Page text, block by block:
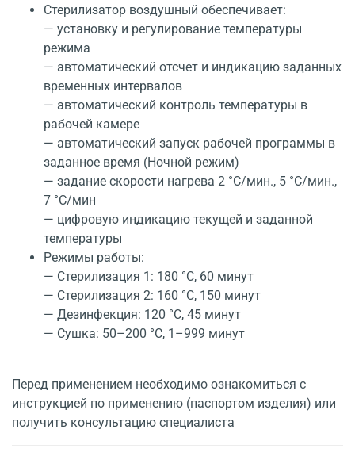
Стерилизатор воздушный обеспечивает:
— установку и регулирование температуры
режима
— автоматический отсчет и индикацию заданных
временных интервалов
— автоматический контроль температуры в
рабочей камере
— автоматический запуск рабочей программы в
заданное время (Ночной режим)
— задание скорости нагрева 2 °C/мин., 5 °C/мин.,
7 °C/мин
— цифровую индикацию текущей и заданной
температуры
Режимы работы:
— Стерилизация 1: 180 °C, 60 минут
— Стерилизация 2: 160 °C, 150 минут
— Дезинфекция: 120 °C, 45 минут
— Сушка: 50–200 °C, 1–999 минут
Перед применением необходимо ознакомиться с
инструкцией по применению (паспортом изделия) или
получить консультацию специалиста